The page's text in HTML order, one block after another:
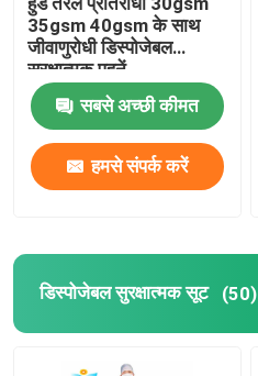
डिस्पोजेबल बेडशीट रोल
डिस्पोजेबल हेयर नेट कैप
डिस्पोजेबल शू कवर
35gsm 40gsm के साथ
जीवाणुरोधी डिस्पोजेबल
सुरक्षात्मक पहनें
सबसे अच्छी कीमत
हमसे संपर्क करें
डिस्पोजेबल सुरक्षात्मक सूट (50)